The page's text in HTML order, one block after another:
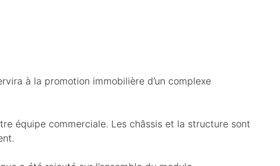
à la promotion immobilière d’un complexe
équipe commerciale. Les châssis et la structure sont